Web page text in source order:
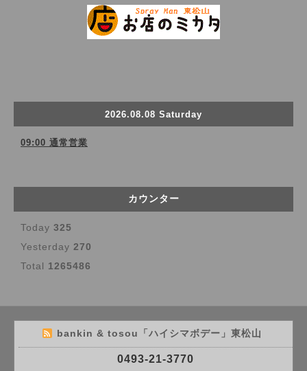
2026.08.08 Saturday
09:00 通常営業
カウンター
Today 325
Yesterday 270
Total 1265486
bankin & tosou「ハイシマボデー」東松山
0493-21-3770